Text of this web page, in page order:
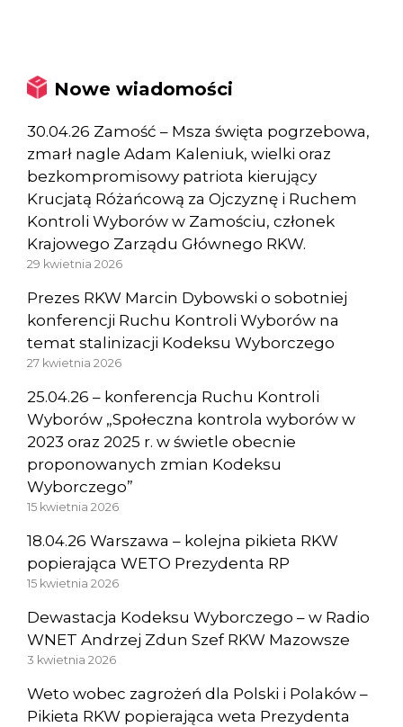
Nowe wiadomości
30.04.26 Zamość – Msza święta pogrzebowa,
zmarł nagle Adam Kaleniuk, wielki oraz
bezkompromisowy patriota kierujący
Krucjatą Różańcową za Ojczyznę i Ruchem
Kontroli Wyborów w Zamościu, członek
Krajowego Zarządu Głównego RKW.
29 kwietnia 2026
Prezes RKW Marcin Dybowski o sobotniej
konferencji Ruchu Kontroli Wyborów na
temat stalinizacji Kodeksu Wyborczego
27 kwietnia 2026
25.04.26 – konferencja Ruchu Kontroli
Wyborów „Społeczna kontrola wyborów w
2023 oraz 2025 r. w świetle obecnie
proponowanych zmian Kodeksu
Wyborczego”
15 kwietnia 2026
18.04.26 Warszawa – kolejna pikieta RKW
popierająca WETO Prezydenta RP
15 kwietnia 2026
Dewastacja Kodeksu Wyborczego – w Radio
WNET Andrzej Zdun Szef RKW Mazowsze
3 kwietnia 2026
Weto wobec zagrożeń dla Polski i Polaków –
Pikieta RKW popierająca weta Prezydenta